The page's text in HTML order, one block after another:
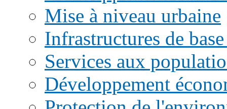
Mise à niveau urbaine
Infrastructures de
Services aux
Développement